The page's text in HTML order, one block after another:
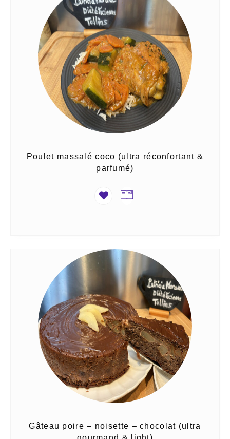
Poulet massalé coco (ultra réconfortant &
parfumé)
Gâteau poire – noisette – chocolat (ultra